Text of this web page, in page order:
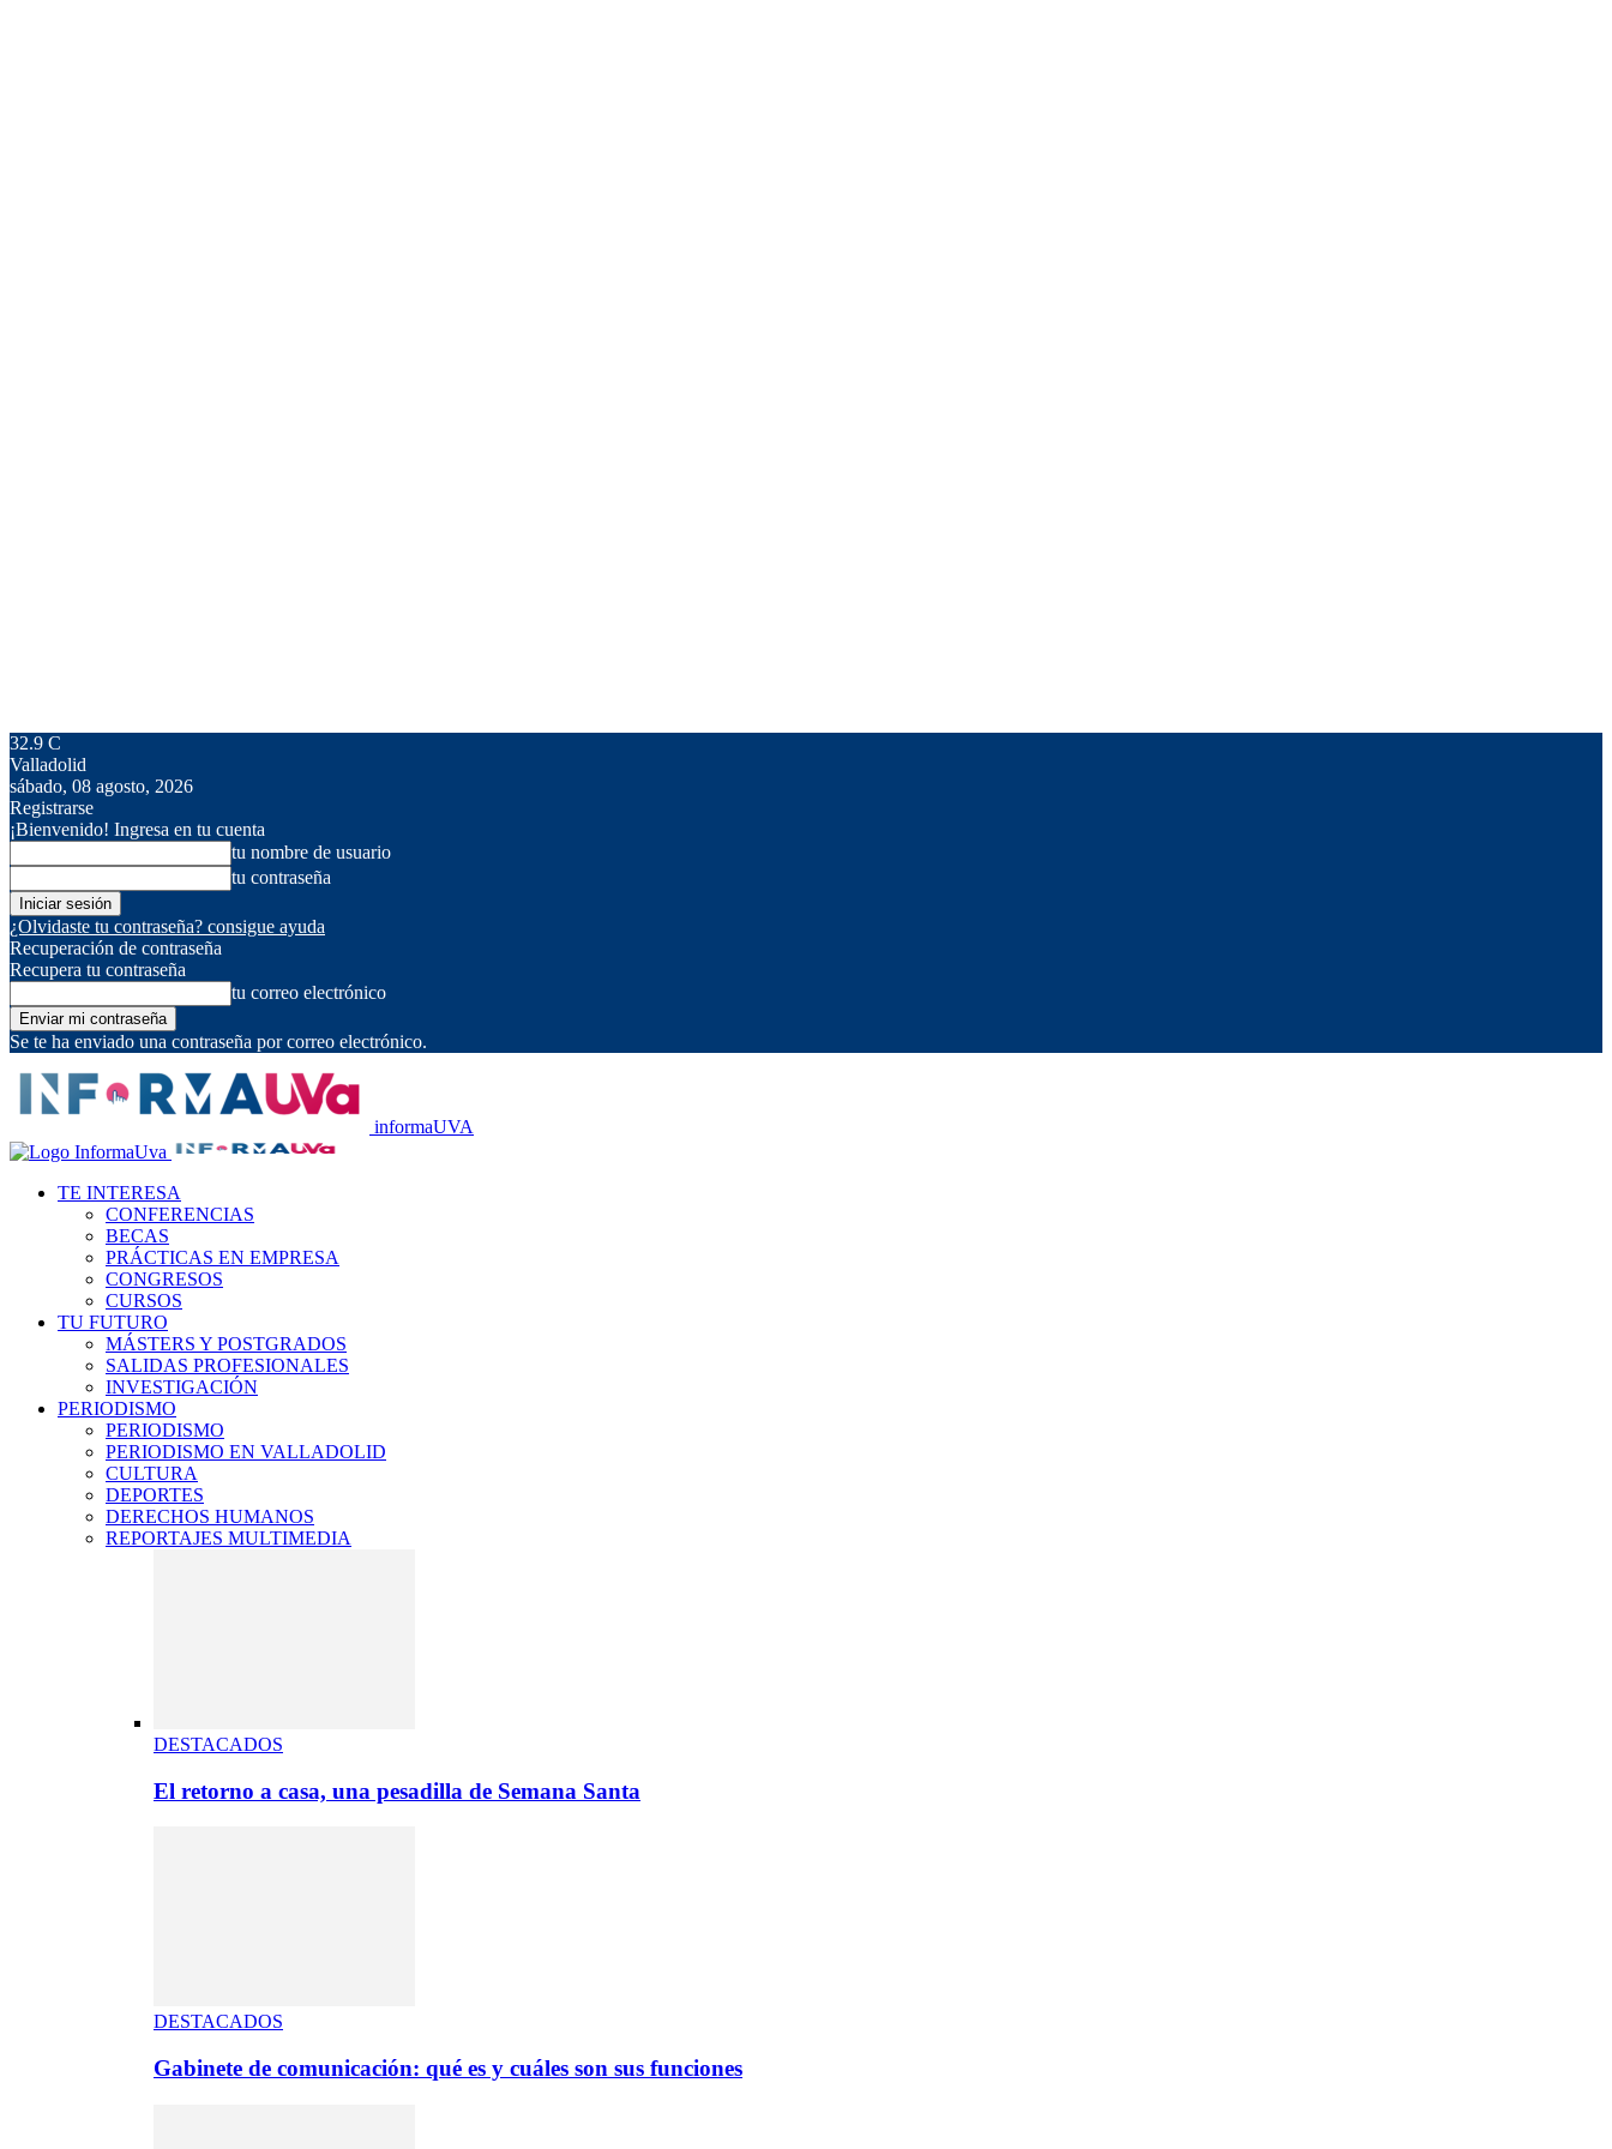
32.9 C
Valladolid
sábado, 08 agosto, 2026
Registrarse
¡Bienvenido! Ingresa en tu cuenta
tu nombre de usuario
tu contraseña
¿Olvidaste tu contraseña? consigue ayuda
Recuperación de contraseña
Recupera tu contraseña
tu correo electrónico
Se te ha enviado una contraseña por correo electrónico.
informaUVA
TE INTERESA
CONFERENCIAS
BECAS
PRÁCTICAS EN EMPRESA
CONGRESOS
CURSOS
TU FUTURO
MÁSTERS Y POSTGRADOS
SALIDAS PROFESIONALES
INVESTIGACIÓN
PERIODISMO
PERIODISMO
PERIODISMO EN VALLADOLID
CULTURA
DEPORTES
DERECHOS HUMANOS
REPORTAJES MULTIMEDIA
DESTACADOS
El retorno a casa, una pesadilla de Semana Santa
DESTACADOS
Gabinete de comunicación: qué es y cuáles son sus funciones